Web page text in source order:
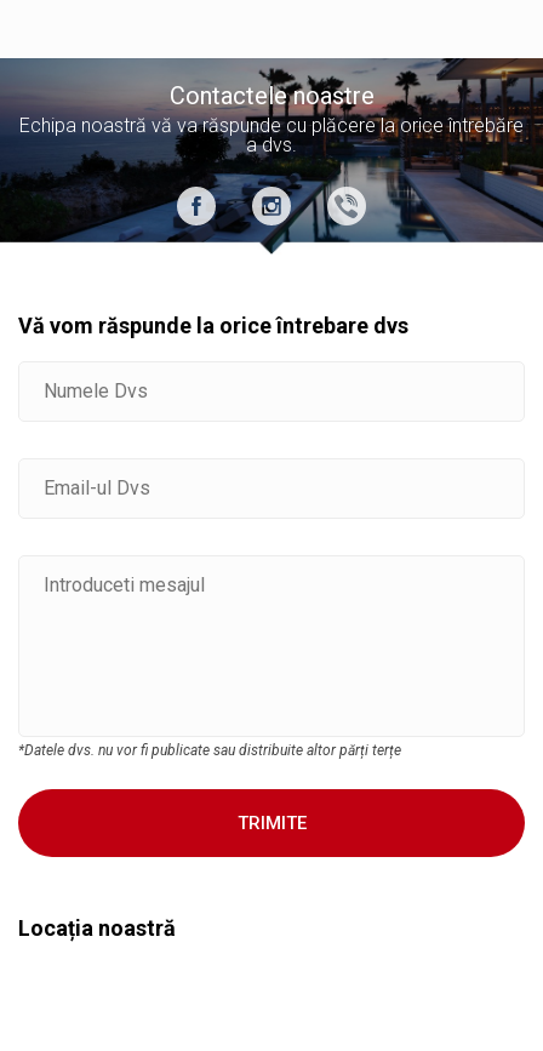
Contactele noastre
Echipa noastră vă va răspunde cu plăcere la orice întrebăre
a dvs.
Vă vom răspunde la orice întrebare dvs
*Datele dvs. nu vor fi publicate sau distribuite altor părți terțe
TRIMITE
Locația noastră